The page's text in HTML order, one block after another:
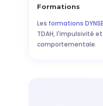
Formations
Les formations
TDAH, l'impulsivité
comportementale.